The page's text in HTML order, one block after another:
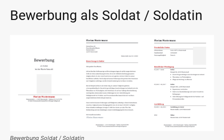
Bewerbung als Soldat / Soldatin
Bewerbung Soldat / Soldatin